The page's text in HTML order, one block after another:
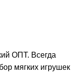
ОПТ. Всегда
мягких игрушек